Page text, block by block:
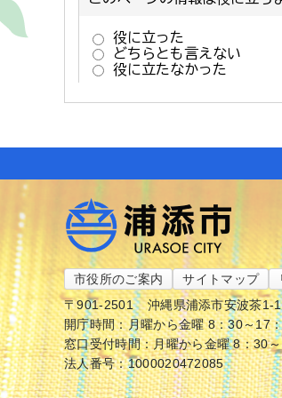
市役所のご案内 サイトマップ
〒901-2501
沖縄県浦添市安波茶1-
開庁時間：月曜から金曜 8：30～17
窓口受付時間：月曜から金曜 8：30
法人番号：1000020472085